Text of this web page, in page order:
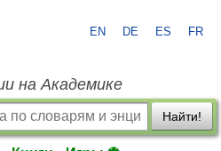
EN DE ES FR
на Академике
Найти!